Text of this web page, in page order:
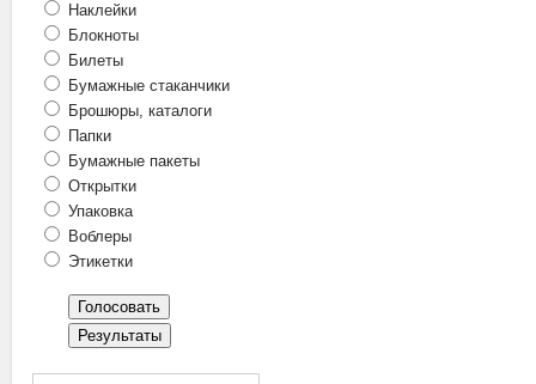
Наклейки
Блокноты
Билеты
Бумажные стаканчики
Брошюры, каталоги
Папки
Бумажные пакеты
Открытки
Упаковка
Воблеры
Этикетки